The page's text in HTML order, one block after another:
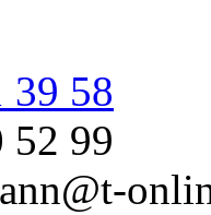
39 58
52 99